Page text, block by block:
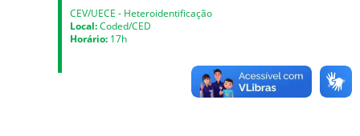
CEV/UECE - Heteroidentificação
Local:Coded/CED
Horário: 17h